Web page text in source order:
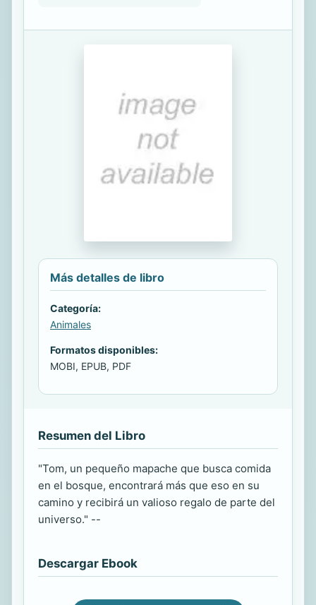
Más detalles de libro
Categoría:
Animales
Formatos disponibles:
MOBI, EPUB, PDF
Resumen del Libro
"Tom, un pequeño mapache que busca comida
en el bosque, encontrará más que eso en su
camino y recibirá un valioso regalo de parte del
universo." --
Descargar Ebook